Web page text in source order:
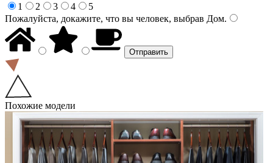
1
2 3 4
5
Пожалуйста, докажите, что вы человек, выбрав Дом.
Похожие модели